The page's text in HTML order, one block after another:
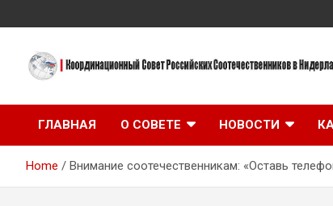
to
Координационный
Совет Российских
Нидерландах
ГЛАВНАЯ
О СОВЕТЕ НОВОСТИ
Home Внимание соотечественникам: «Оставь